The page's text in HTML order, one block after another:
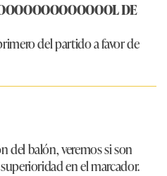
DE
del partido a favor de
del balón, veremos si son
en el marcador.